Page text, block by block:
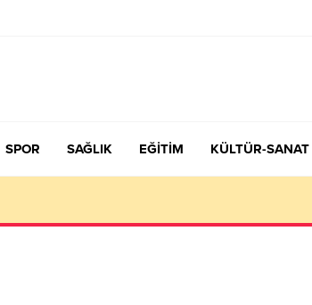
SPOR SAĞLIK EĞİTİM KÜLTÜR-SANAT